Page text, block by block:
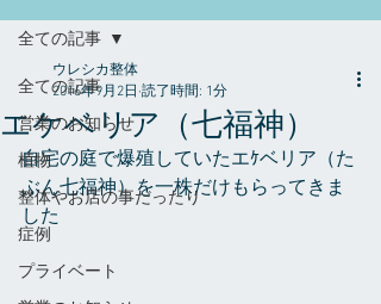
全ての記事
営業のお知らせ
植物
整体やお店の事だったり
症例
プライベート
全ての記事
エケベリア（七福神）
ウレシカ整体
2016年9月2日 読了時間: 1分
自宅の庭で爆殖していたエｹベリア（た
ぶん七福神）を一株だけもらってきま
した